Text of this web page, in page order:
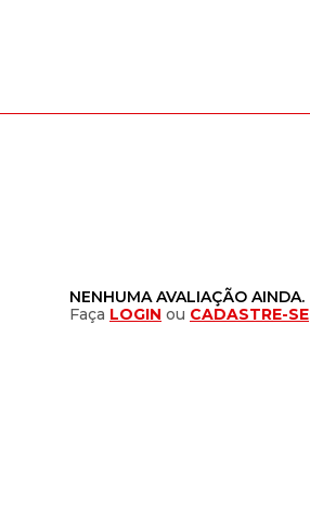
NENHUMA AVALIAÇÃO AINDA.
Faça LOGIN ou CADASTRE-SE